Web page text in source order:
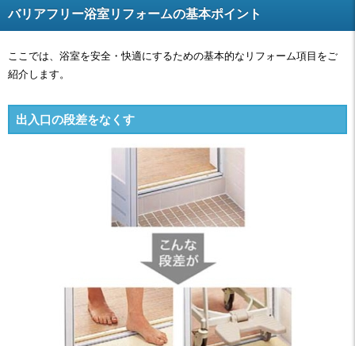
バリアフリー浴室リフォームの基本ポイント
ここでは、浴室を安全・快適にするための基本的なリフォーム項目をご
紹介します。
出入口の段差をなくす